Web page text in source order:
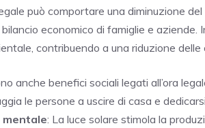
può comportare una diminuzione
economico di famiglie e aziende.
contribuendo a una riduzione delle
anche benefici sociali legati all’ora
le persone a uscire di casa e
mentale: La luce solare stimola la